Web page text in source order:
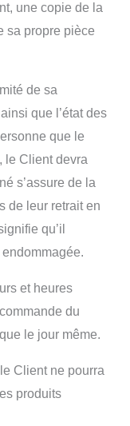
une copie de la
sa propre pièce
de sa
que l’état des
que le
le Client devra
s’assure de la
de leur retrait en
qu’il
et heures
du
le jour même.
Client ne pourra
produits